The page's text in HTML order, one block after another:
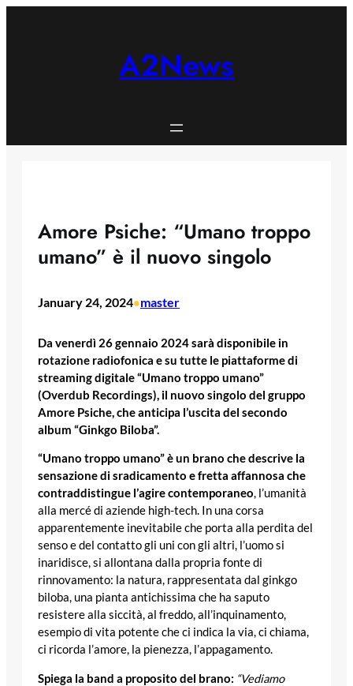
A2News
Amore Psiche: “Umano troppo
umano” è il nuovo singolo
January 24, 2024•master
Da venerdì 26 gennaio 2024 sarà disponibile in
rotazione radiofonica e su tutte le piattaforme di
streaming digitale “Umano troppo umano”
(Overdub Recordings), il nuovo singolo del gruppo
Amore Psiche, che anticipa l’uscita del secondo
album “Ginkgo Biloba”.
“Umano troppo umano” è un brano che descrive la
sensazione di sradicamento e fretta affannosa che
contraddistingue l’agire contemporaneo, l’umanità
alla mercé di aziende high-tech. In una corsa
apparentemente inevitabile che porta alla perdita del
senso e del contatto gli uni con gli altri, l’uomo si
inaridisce, si allontana dalla propria fonte di
rinnovamento: la natura, rappresentata dal ginkgo
biloba, una pianta antichissima che ha saputo
resistere alla siccità, al freddo, all’inquinamento,
esempio di vita potente che ci indica la via, ci chiama,
ci ricorda l’amore, la pienezza, l’appagamento.
Spiega la band a proposito del brano: “Vediamo